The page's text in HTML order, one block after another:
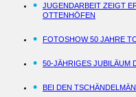
JUGENDARBEIT ZEIGT
OTTENHÖFEN
FOTOSHOW 50 JAHRE
50-JÄHRIGES JUBILÄUM
BEI DEN